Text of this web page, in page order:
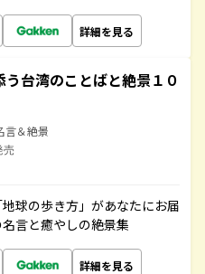
詳細を見る
う台湾のことばと絶景１０
言＆絶景
売
球の歩き方」があなたにお届
言と癒やしの絶景集
詳細を見る